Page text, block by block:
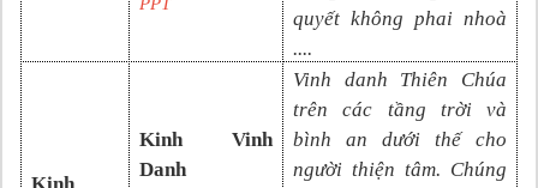
quyết không phai nhoà
....
Kinh Vinh
Danh
Vinh danh Thiên Chúa
trên các tầng trời và
bình an dưới thế cho
người thiện tâm. Chúng